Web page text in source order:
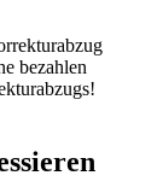
bezahlen